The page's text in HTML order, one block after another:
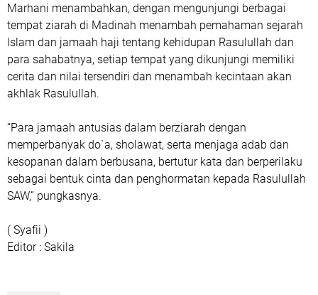
Marhani menambahkan, dengan mengunjungi berbagai
tempat ziarah di Madinah menambah pemahaman sejarah
Islam dan jamaah haji tentang kehidupan Rasulullah dan
para sahabatnya, setiap tempat yang dikunjungi memiliki
cerita dan nilai tersendiri dan menambah kecintaan akan
akhlak Rasulullah.
“Para jamaah antusias dalam berziarah dengan
memperbanyak do`a, sholawat, serta menjaga adab dan
kesopanan dalam berbusana, bertutur kata dan berperilaku
sebagai bentuk cinta dan penghormatan kepada Rasulullah
SAW,” pungkasnya.
( Syafii )
Editor : Sakila